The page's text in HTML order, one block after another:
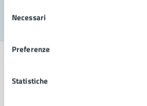
delNecessari
Preferenze
Statistiche